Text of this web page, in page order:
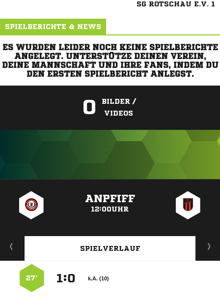
SG ROTSCHAU E.V. 1
SPIELBERICHTE & NEWS
ES WURDEN LEIDER NOCH KEINE SPIELBERICHTE
ANGELEGT. UNTERSTÜTZE DEINEN VEREIN,
DEINE MANNSCHAFT UND IHRE FANS, INDEM DU
DEN ERSTEN SPIELBERICHT ANLEGST.
0
BILDER /
VIDEOS
ANPFIFF
12:00UHR
SPIELVERLAUF
k.A. (10)
:
27’